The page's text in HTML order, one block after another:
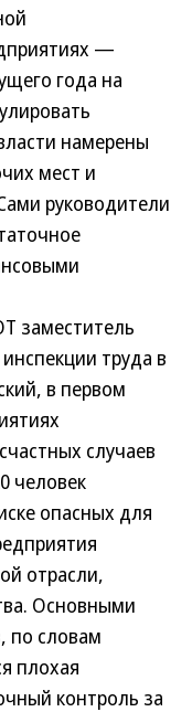
—
года на
намерены
мест и
руководители
заместитель
труда в
в первом
случаев
человек
опасных для
отрасли,
Основными
по словам
плохая
контроль за